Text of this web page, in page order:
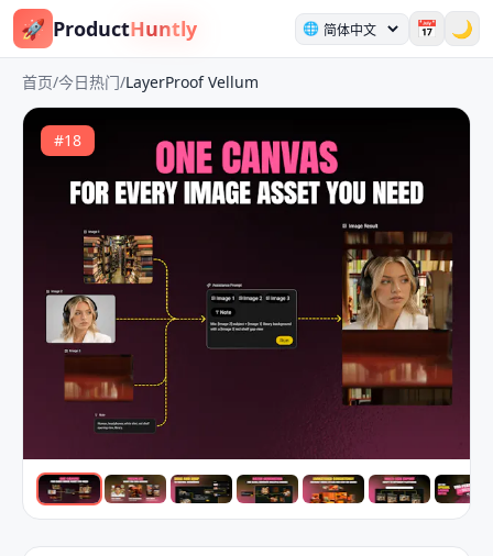
🚀 ProductHuntly 🌐 📅 🌙
首页/今日热门/LayerProof Vellum
#18